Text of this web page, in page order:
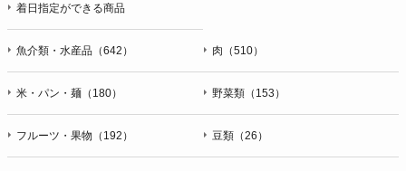
着日指定ができる商品
魚介類・水産品（642） 肉（510）
米・パン・麺（180） 野菜類（153）
フルーツ・果物（192） 豆類（26）